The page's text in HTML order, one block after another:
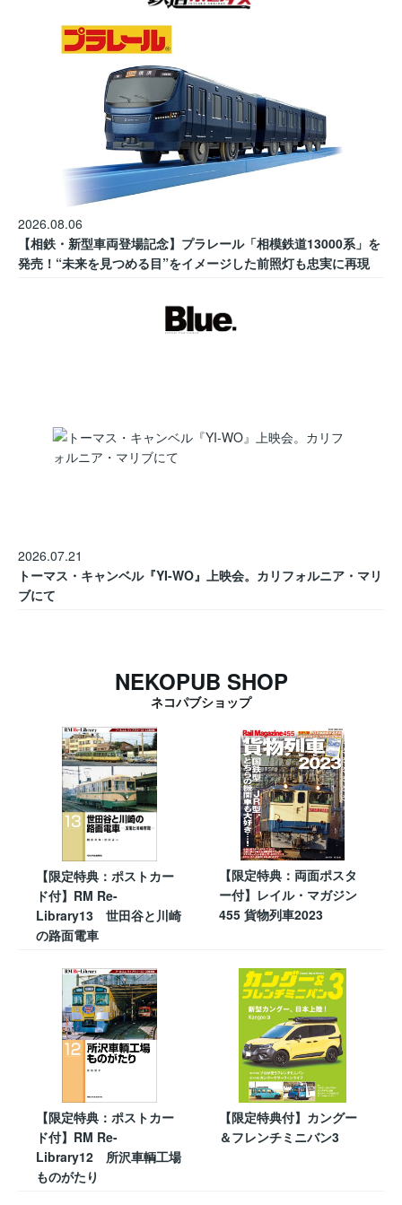
2026.08.06
【相鉄・新型車両登場記念】プラレール「相模鉄道13000系」を
発売！“未来を見つめる目”をイメージした前照灯も忠実に再現
2026.07.21
トーマス・キャンベル『YI-WO』上映会。カリフォルニア・マリ
ブにて
NEKOPUB SHOP
ネコパブショップ
【限定特典：ポストカー
ド付】RM Re-
Library13 世田谷と川崎
の路面電車
【限定特典：両面ポスタ
ー付】レイル・マガジン
455 貨物列車2023
【限定特典：ポストカー
ド付】RM Re-
Library12 所沢車輌工場
ものがたり
【限定特典付】カングー
＆フレンチミニバン3